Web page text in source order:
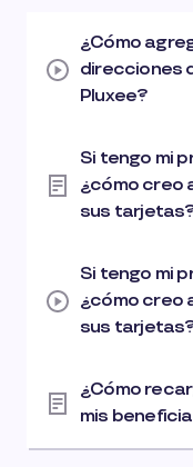
¿Cómo
direcciones
Pluxee?
Si tengo mi
¿cómo creo
sus
Si tengo mi
¿cómo creo
sus
¿Cómo
mis